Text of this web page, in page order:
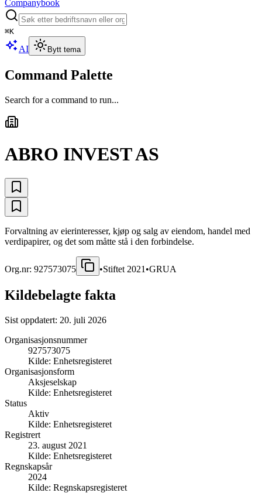
Companybook
⌘K
AI Bytt tema
Command Palette
Search for a command to run...
ABRO INVEST AS
Forvaltning av eierinteresser, kjøp og salg av eiendom, handel med
verdipapirer, og det som måtte stå i den forbindelse.
Org.nr: 927573075 •Stiftet 2021 •GRUA
Kildebelagte fakta
Sist oppdatert: 20. juli 2026
Organisasjonsnummer
927573075
Kilde: Enhetsregisteret
Organisasjonsform
Aksjeselskap
Kilde: Enhetsregisteret
Status
Aktiv
Kilde: Enhetsregisteret
Registrert
23. august 2021
Kilde: Enhetsregisteret
Regnskapsår
2024
Kilde: Regnskapsregisteret